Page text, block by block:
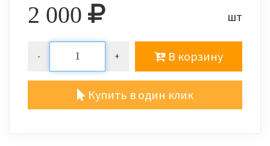
2 000 шт
- + В корзину
Купить в один клик